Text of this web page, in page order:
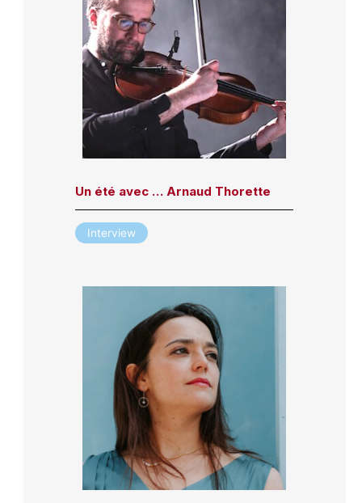
Un été avec … Arnaud Thorette
Interview